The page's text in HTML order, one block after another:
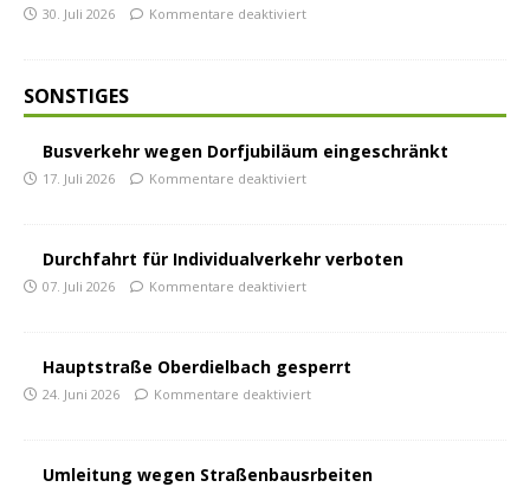
30. Juli 2026 Kommentare deaktiviert
SONSTIGES
Busverkehr wegen Dorfjubiläum eingeschränkt
17. Juli 2026 Kommentare deaktiviert
Durchfahrt für Individualverkehr verboten
07. Juli 2026 Kommentare deaktiviert
Hauptstraße Oberdielbach gesperrt
24. Juni 2026 Kommentare deaktiviert
Umleitung wegen Straßenbausrbeiten